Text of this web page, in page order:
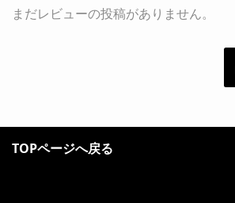
まだレビューの投稿がありません。
TOPページへ戻る